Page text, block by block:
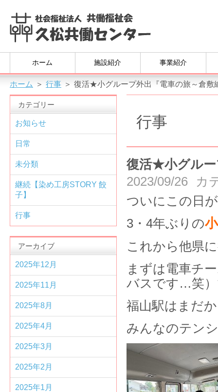
ホーム 施設紹介 事業紹介
ホーム ＞ 行事 ＞ 復活★小グループ外出『電車の旅～倉敷
行事
復活★小グルー
2023/09/26
カ
ついにこの日
3・4年ぶりの
これから他県
まずは電車チ
バスです…笑
福山駅はまだ
みんなのテン
カテゴリー
お知らせ
日常
未分類
継続【染め工房STORY 餃
子】
行事
アーカイブ
2025年12月
2025年11月
2025年8月
2025年4月
2025年3月
2025年2月
2025年1月